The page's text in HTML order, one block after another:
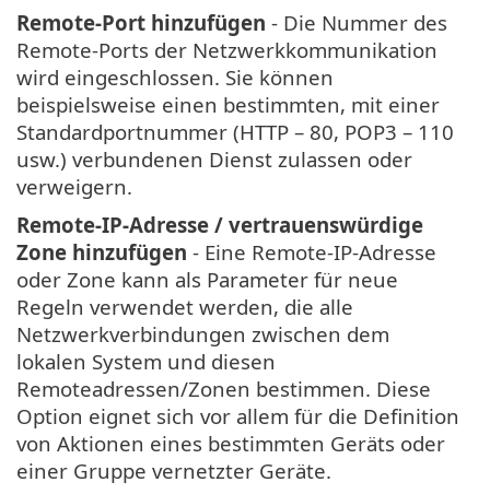
Remote-Port hinzufügen - Die Nummer des
Remote-Ports der Netzwerkkommunikation
wird eingeschlossen. Sie können
beispielsweise einen bestimmten, mit einer
Standardportnummer (HTTP – 80, POP3 – 110
usw.) verbundenen Dienst zulassen oder
verweigern.
Remote-IP-Adresse / vertrauenswürdige
Zone hinzufügen - Eine Remote-IP-Adresse
oder Zone kann als Parameter für neue
Regeln verwendet werden, die alle
Netzwerkverbindungen zwischen dem
lokalen System und diesen
Remoteadressen/Zonen bestimmen. Diese
Option eignet sich vor allem für die Definition
von Aktionen eines bestimmten Geräts oder
einer Gruppe vernetzter Geräte.